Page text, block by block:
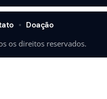
os direitos reservados.
Doação